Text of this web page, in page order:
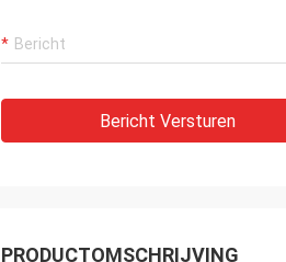
Bericht Versturen
PRODUCTOMSCHRIJVING